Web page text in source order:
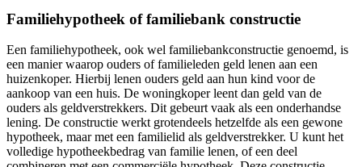
Familiehypotheek of familiebank constructie
Een familiehypotheek, ook wel familiebankconstructie genoemd, is
een manier waarop ouders of familieleden geld lenen aan een
huizenkoper. Hierbij lenen ouders geld aan hun kind voor de
aankoop van een huis. De woningkoper leent dan geld van de
ouders als geldverstrekkers. Dit gebeurt vaak als een onderhandse
lening. De constructie werkt grotendeels hetzelfde als een gewone
hypotheek, maar met een familielid als geldverstrekker. U kunt het
volledige hypotheekbedrag van familie lenen, of een deel